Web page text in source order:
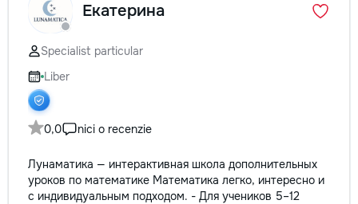
Екатерина
Specialist particular
Liber
0,0 nici o recenzie
Лунаматика — интерактивная школа дополнительных
уроков по математике Математика легко, интересно и
с индивидуальным подходом. - Для учеников 5–12